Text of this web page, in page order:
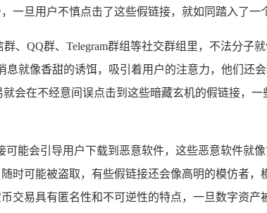
旦用户不慎点击了这些假链接，就如同踏入了一
、QQ群、Telegram群组等社交群组里，不法分子
就像香甜的诱饵，吸引着用户的注意力，他们还
会在不经意间误点击到这些暗藏玄机的假链接，
能会引导用户下载到恶意软件，这些恶意软件就
可能被盗取，有些假链接还会像高明的模仿者
交易具有匿名性和不可逆性的特点，一旦数字资